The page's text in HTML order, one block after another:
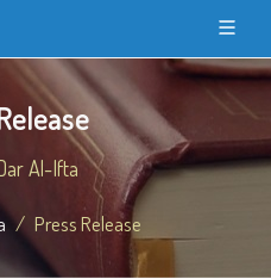
Al-Ifta
Press Release